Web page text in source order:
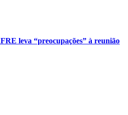
leva “preocupações” à reunião